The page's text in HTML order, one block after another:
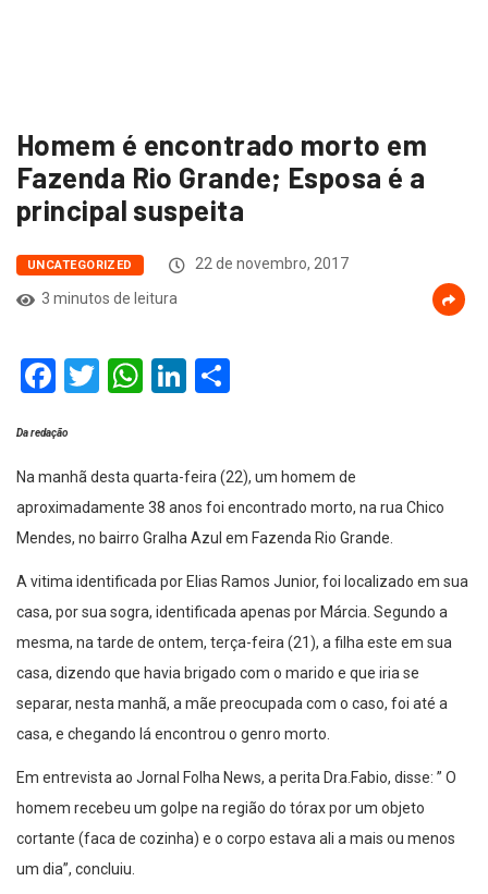
Homem é encontrado morto em
Fazenda Rio Grande; Esposa é a
principal suspeita
UNCATEGORIZED
22 de novembro, 2017
3 minutos de leitura
Facebook
Twitter
WhatsApp
LinkedIn
Da redação
Na manhã desta quarta-feira (22), um homem de
aproximadamente 38 anos foi encontrado morto, na rua Chico
Mendes, no bairro Gralha Azul em Fazenda Rio Grande.
A vitima identificada por Elias Ramos Junior, foi localizado em sua
casa, por sua sogra, identificada apenas por Márcia. Segundo a
mesma, na tarde de ontem, terça-feira (21), a filha este em sua
casa, dizendo que havia brigado com o marido e que iria se
separar, nesta manhã, a mãe preocupada com o caso, foi até a
casa, e chegando lá encontrou o genro morto.
Em entrevista ao Jornal Folha News, a perita Dra.Fabio, disse: ” O
homem recebeu um golpe na região do tórax por um objeto
cortante (faca de cozinha) e o corpo estava ali a mais ou menos
um dia”, concluiu.